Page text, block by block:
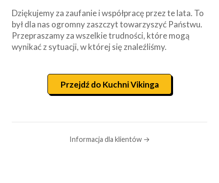
Dziękujemy za zaufanie i współpracę przez te lata. To
był dla nas ogromny zaszczyt towarzyszyć Państwu.
Przepraszamy za wszelkie trudności, które mogą
wynikać z sytuacji, w której się znaleźliśmy.
Przejdź do Kuchni Vikinga
Informacja dla klientów →